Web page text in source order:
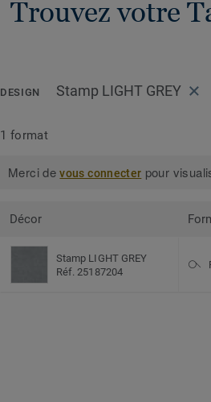
Trouvez votre
DESIGN Stamp LIGHT GREY
1 format
Merci devous connecter pour
Décor
Stamp LIGHT GREY
Réf. 25187204